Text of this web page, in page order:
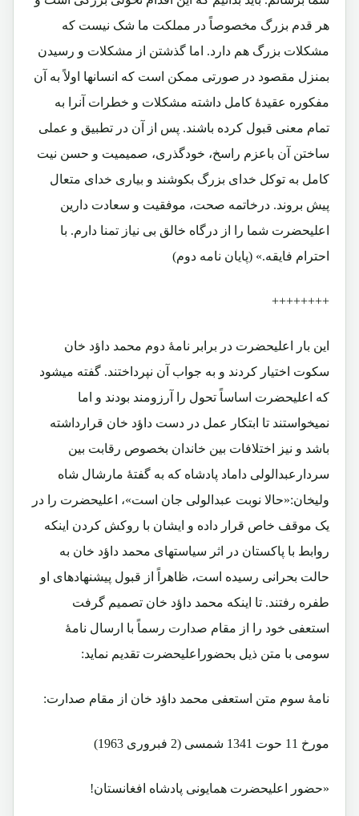
هر قدم بزرگ مخصوصاً در مملکت ما شک نیست که
مشکلات بزرگ هم دارد. اما گذشتن از مشکلات و رسیدن
بمنزل مقصود در صورتی ممکن است که انسانها اولاً به آن
مفکوره عقیدۀ کامل داشته مشکلات و خطرات آنرا به
تمام معنی قبول کرده باشند. پس از آن در تطبیق و عملی
ساختن آن باعزم راسخ، خودگذری، صمیمیت و حسن نیت
کامل به توکل خدای بزرگ بکوشند و بیاری خدای متعال
پیش بروند. درخاتمه صحت، موفقیت و سعادت دارین
اعلیحضرت شما را از درگاه خالق بی نیاز تمنا دارم. با
احترام فایقه.» (پایان نامه دوم)
++++++++
این بار اعلیحضرت در برابر نامۀ دوم محمد داؤد خان
سکوت اختیار کردند و به جواب آن نپرداختند. گفته میشود
که اعلیحضرت اساساً تحول را آرزومند بودند و اما
نمیخواستند تا ابتکار عمل در دست داؤد خان قرارداشته
باشد و نیز اختلافات بین خاندان بخصوص رقابت بین
سردارعبدالولی داماد پادشاه که به گفتۀ مارشال شاه
ولیخان:«حالا نوبت عبدالولی جان است»، اعلیحضرت را در
یک موقف خاص قرار داده و ایشان با روکش کردن اینکه
روابط با پاکستان در اثر سیاستهای محمد داؤد خان به
حالت بحرانی رسیده است، ظاهراً از قبول پیشنهادهای او
طفره رفتند. تا اینکه محمد داؤد خان تصمیم گرفت
استعفی خود را از مقام صدارت رسماً با ارسال نامۀ
سومی با متن ذیل بحضوراعلیحضرت تقدیم نماید:
نامۀ سوم متن استعفی محمد داؤد خان از مقام صدارت:
مورخ 11 حوت 1341 شمسی (2 فبروری 1963)
«حضور اعلیحضرت همایونی پادشاه افغانستان!